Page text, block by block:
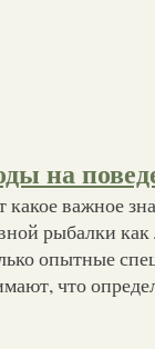
на
важное
рыбалки
опытные
что